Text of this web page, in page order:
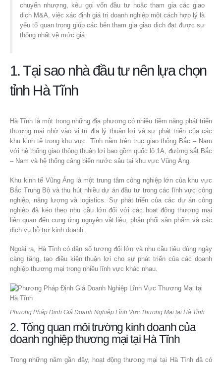
chuyển nhượng, kêu gọi vốn đầu tư hoặc tham gia các giao
dịch M&A, việc xác định giá trị doanh nghiệp một cách hợp lý là
yếu tố quan trọng giúp các bên tham gia giao dịch đạt được sự
thống nhất về mức giá.
1. Tại sao nhà đầu tư nên lựa chọn
tỉnh Hà Tĩnh
Hà Tĩnh là một trong những địa phương có nhiều tiềm năng phát triển
thương mại nhờ vào vị trí địa lý thuận lợi và sự phát triển của các
khu kinh tế trong khu vực. Tỉnh nằm trên trục giao thông Bắc – Nam
với hệ thống giao thông thuận lợi bao gồm quốc lộ 1A, đường sắt Bắc
– Nam và hệ thống cảng biển nước sâu tại khu vực Vũng Áng.
Khu kinh tế Vũng Áng là một trung tâm công nghiệp lớn của khu vực
Bắc Trung Bộ và thu hút nhiều dự án đầu tư trong các lĩnh vực công
nghiệp, năng lượng và logistics. Sự phát triển của các dự án công
nghiệp đã kéo theo nhu cầu lớn đối với các hoạt động thương mại
liên quan đến cung ứng nguyên vật liệu, phân phối sản phẩm và các
dịch vụ hỗ trợ kinh doanh.
Ngoài ra, Hà Tĩnh có dân số tương đối lớn và nhu cầu tiêu dùng ngày
càng tăng, tạo điều kiện thuận lợi cho sự phát triển của các doanh
nghiệp thương mại trong nhiều lĩnh vực khác nhau.
Phương Pháp Định Giá Doanh Nghiệp Lĩnh Vực Thương Mại tại Hà Tĩnh
2. Tổng quan môi trường kinh doanh của
doanh nghiệp thương mại tại Hà Tĩnh
Trong những năm gần đây, hoạt động thương mại tại Hà Tĩnh đã có